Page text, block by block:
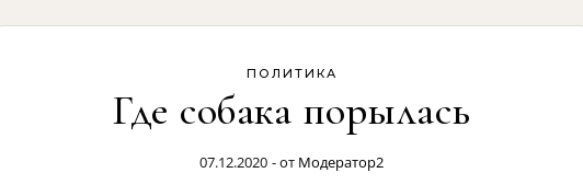
ПОЛИТИКА
Где собака порылась
07.12.2020 - от Модератор2